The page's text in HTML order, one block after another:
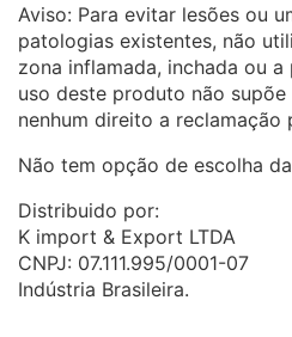
Aviso: Para evitar lesões ou
patologias existentes, não
zona inflamada, inchada ou
uso deste produto não supõe
nenhum direito a
Não tem opção de escolha
Distribuido por:
K import & Export LTDA
CNPJ: 07.111.995/0001-07
Indústria Brasileira.